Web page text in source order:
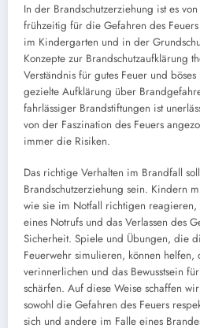
In der Brandschutzerziehung ist es
frühzeitig für die Gefahren des
im Kindergarten und in der
Konzepte zur Brandschutzaufklärung
Verständnis für gutes Feuer und
gezielte Aufklärung über
fahrlässiger Brandstiftungen ist
von der Faszination des Feuers
immer die Risiken.
Das richtige Verhalten im Brandfall
Brandschutzerziehung sein. Kindern
wie sie im Notfall richtigen reagieren,
eines Notrufs und das Verlassen des
Sicherheit. Spiele und Übungen, die
Feuerwehr simulieren, können helfen,
verinnerlichen und das Bewusstsein
schärfen. Auf diese Weise schaffen
sowohl die Gefahren des Feuers
sich und andere im Falle eines